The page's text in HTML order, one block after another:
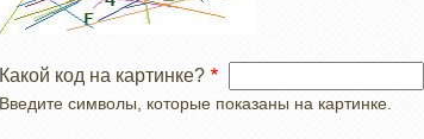
Какой код на картинке?
Введите символы, которые показаны на картинке.